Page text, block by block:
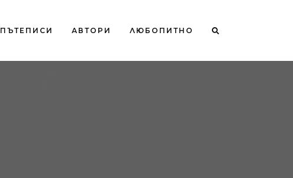
ПЪТЕПИСИ АВТОРИ ЛЮБОПИТНО